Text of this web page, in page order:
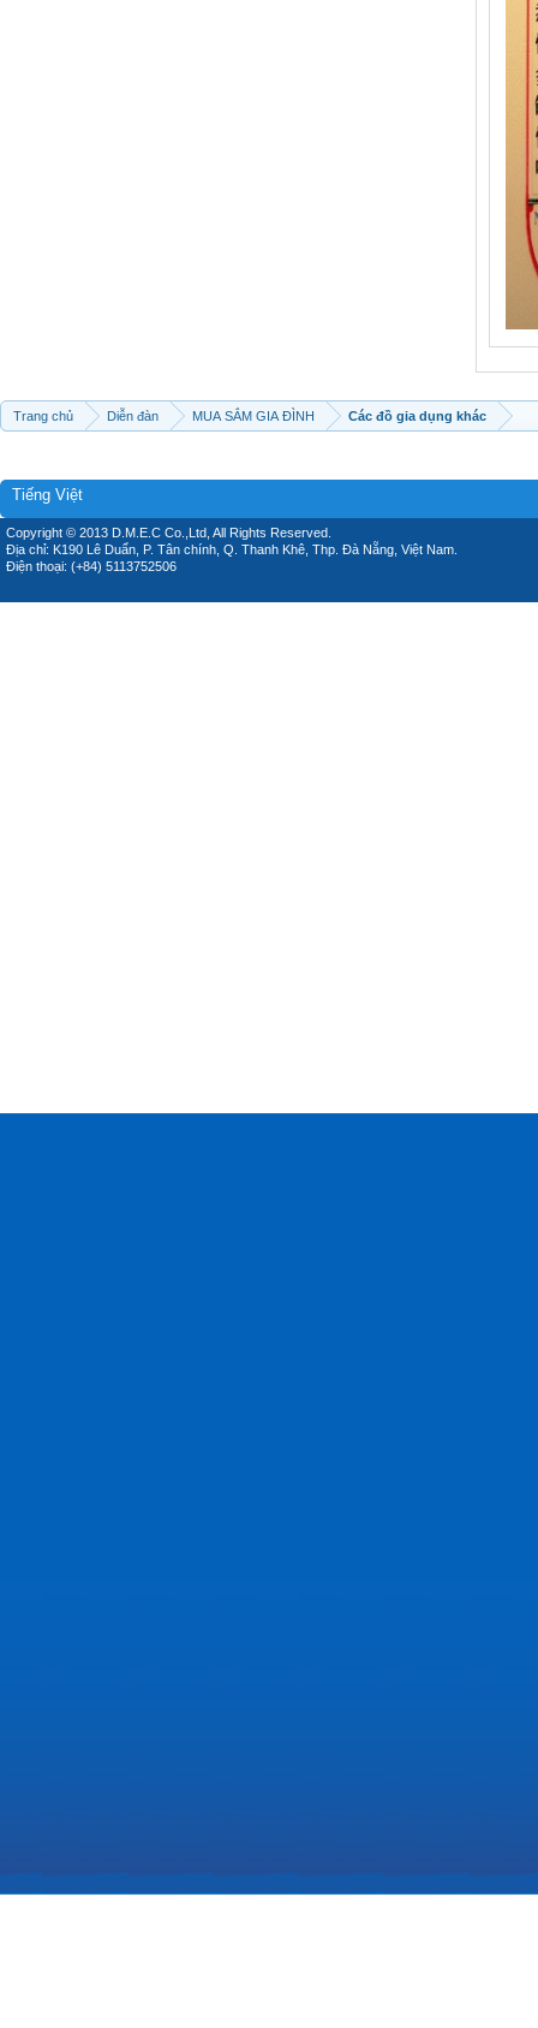
Trang chủ Diễn đàn MUA SẮM GIA ĐÌNH Các đồ gia dụng khác
Tiếng Việt
Copyright © 2013 D.M.E.C Co.,Ltd, All Rights Reserved.
Địa chỉ: K190 Lê Duẩn, P. Tân chính, Q. Thanh Khê, Thp. Đà Nẵng, Việt Nam.
Điện thoại: (+84) 5113752506